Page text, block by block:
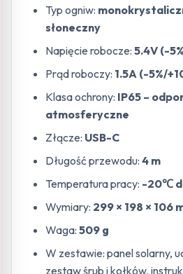
Typ ogniw:
słoneczny
Napięcie robocze: 5.4V (-
Prąd roboczy: 1.5A (-5%/
Klasa ochrony: IP65 –
atmosferyczne
Złącze: USB-C
Długość przewodu: 4 m
Temperatura pracy: -20℃
Wymiary: 299 × 198 × 106
Waga: 509 g
W zestawie: panel solarny,
zestaw śrub i kołków,